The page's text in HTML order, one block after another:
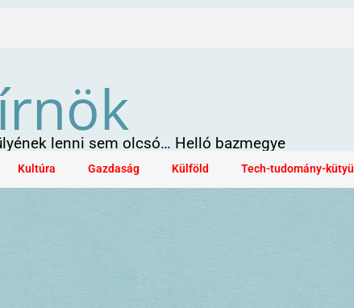
lenni sem olcsó… Helló bazmegye
Kultúra Gazdaság Külföld Tech-tudomány-kütyü